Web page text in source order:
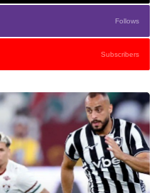
Follows
Subscribers